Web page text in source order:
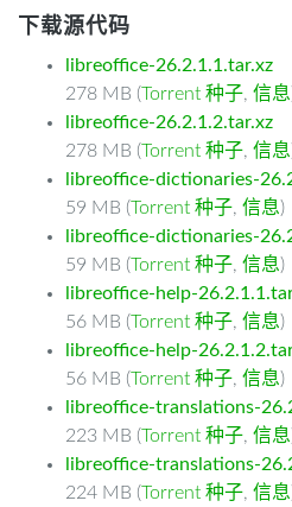
下载源代码
libreoffice-26.2.1.1.tar.xz
278 MB (Torrent 种子, 信息
libreoffice-26.2.1.2.tar.xz
278 MB (Torrent 种子, 信息
libreoffice-dictionaries-
59 MB (Torrent 种子, 信息)
libreoffice-dictionaries-
59 MB (Torrent 种子, 信息)
libreoffice-help-
56 MB (Torrent 种子, 信息)
libreoffice-help-
56 MB (Torrent 种子, 信息)
libreoffice-translations-
223 MB (Torrent 种子, 信息
libreoffice-translations-
224 MB (Torrent 种子, 信息